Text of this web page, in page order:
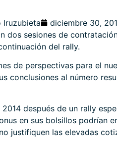
Iruzubieta diciembre 30,
dos sesiones de
del rally.
de perspectivas para el
conclusiones al número
2014 después de un rally
en sus bolsillos podrían
justifiquen las elevadas